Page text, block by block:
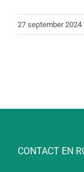
27 september 2024
CONTACT EN